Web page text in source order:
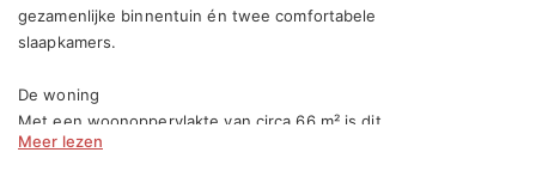
gezamenlijke binnentuin én twee comfortabele
slaapkamers.
De woning
Met een woonoppervlakte van circa 66 m² is dit
appartement slim ingedeeld en maakt het deel uit
Meer lezen